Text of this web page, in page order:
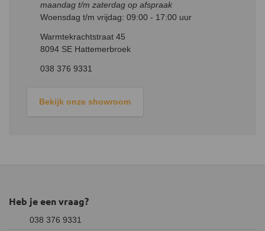
moeten ongeveer 20 cm lang zijn. Let op dat je de kachel met
maximaal twee blokken vult die samen een gewicht van 1,15 kg
hebben. De kachel mag niet hoger dan de onderkant van de
luchtgaten gevuld worden.
maandag t/m zaterdag op afspraak
Woensdag t/m vrijdag: 09:00 - 17:00 uur
Warmtekrachtstraat 45
8094 SE Hattemerbroek
038 376 9331
Bekijk onze showroom
Heb je een vraag?
038 376 9331